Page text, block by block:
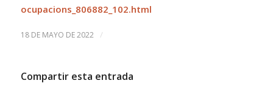
ocupacions_806882_102.html
18 DE MAYO DE 2022 /
Compartir esta entrada